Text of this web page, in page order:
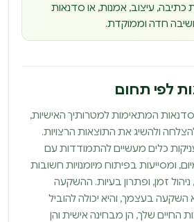
כתיבה, עיצוב, אמנות, או סדנאות
חדה וממוקדת.
לפי תחום
סדנאות המתאימות למטרותיך האישיות,
ולהשיג את התוצאות הרצויות.
כלים מעשיים להתמודדות עם
ומסייעות בפיתוח מיומנויות חשובות
זמן, ופתרון בעיות. ההשקעה
בעצמך, והיא יכולה להוביל
החיים שלך, הן מבחינה אישית והן